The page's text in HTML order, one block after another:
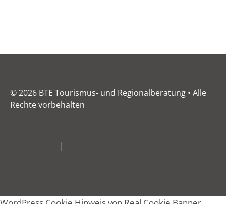
© 2026 BTE Tourismus- und Regionalberatung • Alle
Rechte vorbehalten
|